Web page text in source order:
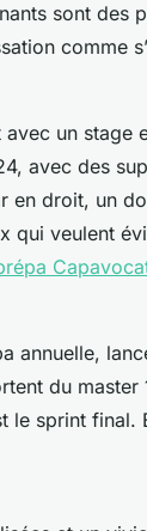
sont des
comme
un stage
avec des
en droit, un
qui veulent
annuelle,
du master
le sprint final.